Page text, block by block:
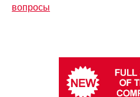
вопросы